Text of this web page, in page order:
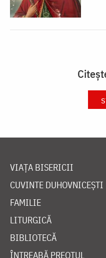
VIAȚA BISERICII
CUVINTE DUHOVNICEȘTI
FAMILIE
LITURGICĂ
BIBLIOTECĂ
ÎNTREABĂ PREOTUL